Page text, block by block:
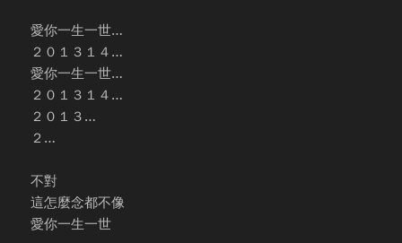
愛你一生一世…
２０１３１４…
愛你一生一世…
２０１３１４…
２０１３…
２…
不對
這怎麼念都不像
愛你一生一世